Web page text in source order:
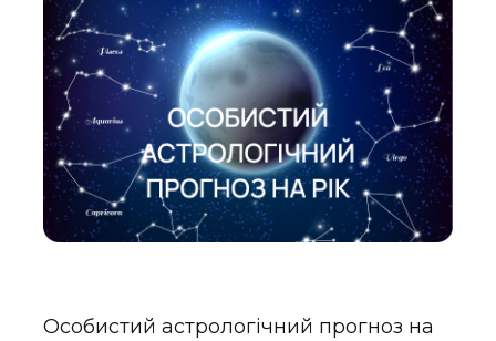
Особистий астрологічний прогноз на